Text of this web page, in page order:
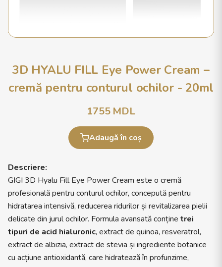
3D HYALU FILL Eye Power Cream –
cremă pentru conturul ochilor - 20ml
1755MDL
Adaugă în coș
Descriere:
GIGI 3D Hyalu Fill Eye Power Cream este o cremă
profesională pentru conturul ochilor, concepută pentru
hidratarea intensivă, reducerea ridurilor și revitalizarea pielii
delicate din jurul ochilor. Formula avansată conține trei
tipuri de acid hialuronic, extract de quinoa, resveratrol,
extract de albizia, extract de stevia și ingrediente botanice
cu acțiune antioxidantă, care hidratează în profunzime,